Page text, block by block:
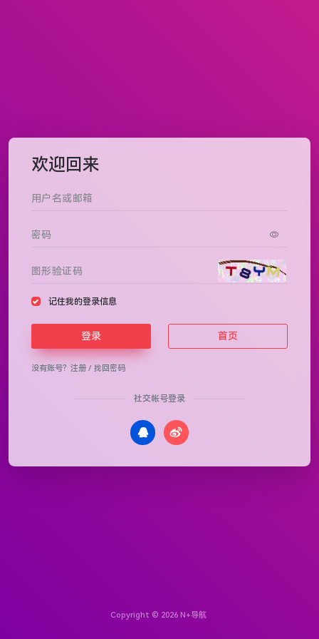
欢迎回来
记住我的登录信息
登录 首页
没有账号？ 注册 / 找回密码
社交帐号登录
Copyright © 2026 N+导航